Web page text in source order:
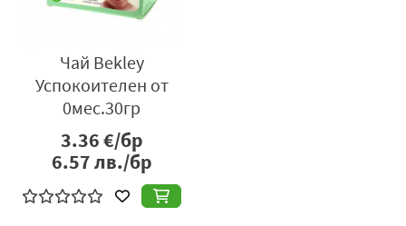
Чай Bekley
Успокоителен от
0мес.30гр
3.36€/бр
6.57лв./бр